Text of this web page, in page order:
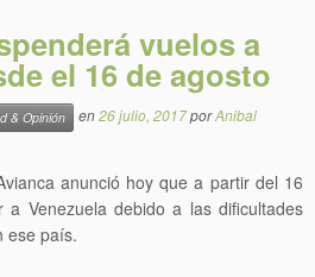
vuelos a
el 16 de agosto
& Opinión en26 julio, 2017porAnibal
anunció hoy que a partir del 16
Venezuela debido a las dificultades
ese país.